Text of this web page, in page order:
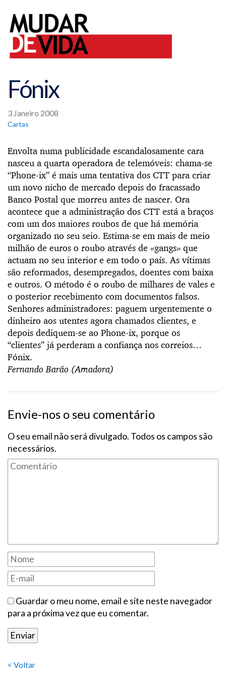
Fónix
3 Janeiro 2008
Cartas
Envolta numa publicidade escandalosamente cara
nasceu a quarta operadora de telemóveis: chama-se
“Phone-ix” é mais uma tentativa dos CTT para criar
um novo nicho de mercado depois do fracassado
Banco Postal que morreu antes de nascer. Ora
acontece que a administração dos CTT está a braços
com um dos maiores roubos de que há memória
organizado no seu seio. Estima-se em mais de meio
milhão de euros o roubo através de «gangs» que
actuam no seu interior e em todo o país. As vítimas
são reformados, desempregados, doentes com baixa
e outros. O método é o roubo de milhares de vales e
o posterior recebimento com documentos falsos.
Senhores administradores: paguem urgentemente o
dinheiro aos utentes agora chamados clientes, e
depois dediquem-se ao Phone-ix, porque os
“clientes” já perderam a confiança nos correios…
Fónix.
Fernando Barão (Amadora)
Envie-nos o seu comentário
O seu email não será divulgado. Todos os campos são
necessários.
Guardar o meu nome, email e site neste navegador
para a próxima vez que eu comentar.
< Voltar